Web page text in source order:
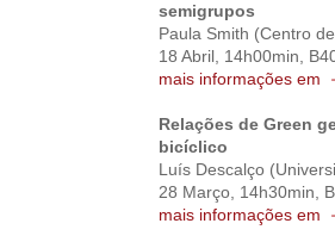
semigrupos
Paula Smith (Centro
18 Abril, 14h00min,
mais informações em
Relações de Green
bicíclico
Luís Descalço
28 Março, 14h30min,
mais informações em